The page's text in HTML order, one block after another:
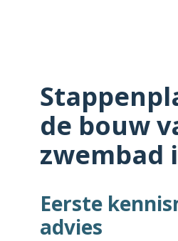
de bouw
zwembad
Eerste
advies